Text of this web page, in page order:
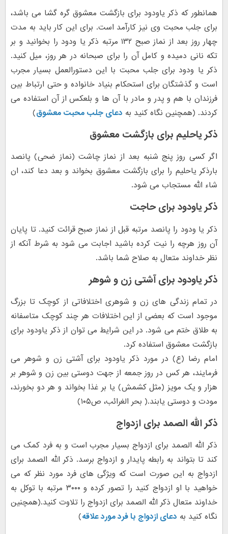
همانطور که ذکر یاودود برای بازگشت معشوق گره گشا می باشد،
برای جلب محبت وی نیز کارآمد است. برای این کار باید به مدت
چهار روز بعد از نماز صبح ۱۳۲ مرتبه ذکر یا ودود را بخوانید و بر
تکه نانی دمیده و کامل آن را برای صبحانه در هر روز، میل کنید.
ذکر یا ودود برای جلب محبت با این دستورالعمل بسیار مجرب
است و گذشتگان برای استحکام بنیاد خانواده و حتی ارتباط بین
فرزندان با هم و پدر و مادر با آن ها و بلعکس از آن استفاده می
کردند. (همچنین نگاه کنید به دعای جلب محبت معشوق)
ذکر یاحلیم برای بازگشت معشوق
اگر کسی روز پنج شنبه بعد از نماز چاشت (نماز ضحی) پانصد
بارذکر یاحلیم را برای بازگشت معشوق بخواند و بعد دعا کند، ان
شاء الله مستجاب می شود.
ذکر یاودود برای حاجت
ذکر یا ودود را پانصد مرتبه قبل از نماز صبح قرائت کنید. تا پایان
آن روز هرچه را نیت کرده باشید اجابت می شود به شرط آنکه از
نظر خداوند متعال به صلاح شما باشد.
ذکر یاودود برای آشتی زن و شوهر
در تمام زندگی های زن و شوهری اختلافاتی از کوچک تا بزرگ
موجود است که بعضی از این اختلافات هر چند کوچک متاسفانه
به طلاق ختم می شود. در این شرایط می توان از ذکر یاودود برای
بازگشت معشوق استفاده کرد.
امام رضا (ع) در مورد ذکر یاودود برای آشتی زن و شوهر می
فرمایند، هر کس در روز جمعه از جهت دوستی بین زن و شوهر بر
هزار و یک مویز (مثل کشمش) یا بر غذا بخواند و هر دو بخورند،
مودت و دوستی یابند.( بحر الغرائب، ص۱۰۵)
ذکر الله الصمد برای ازدواج
ذکر الله الصمد برای ازدواج بسیار مجرب است و به فرد کمک می
کند تا بتواند به رابطه پایدار و ازدواج برسد. ذکر الله الصمد برای
ازدواج به این صورت است که ویژگی های فرد مورد نظر که می
خواهید با او ازدواج کنید را تصور کرده و ۳۰۰۰ مرتبه با توکل به
خداوند متعال ذکر الله الصمد برای ازدواج را تلاوت کنید.(همچنین
نگاه کنید به دعای ازدواج با فرد مورد علاقه)